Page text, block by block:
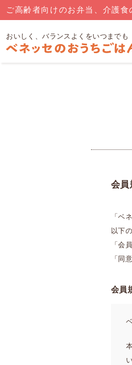
ご高齢者向けのお弁当、介護
会員
「ベ
以下
「会
「同
会員